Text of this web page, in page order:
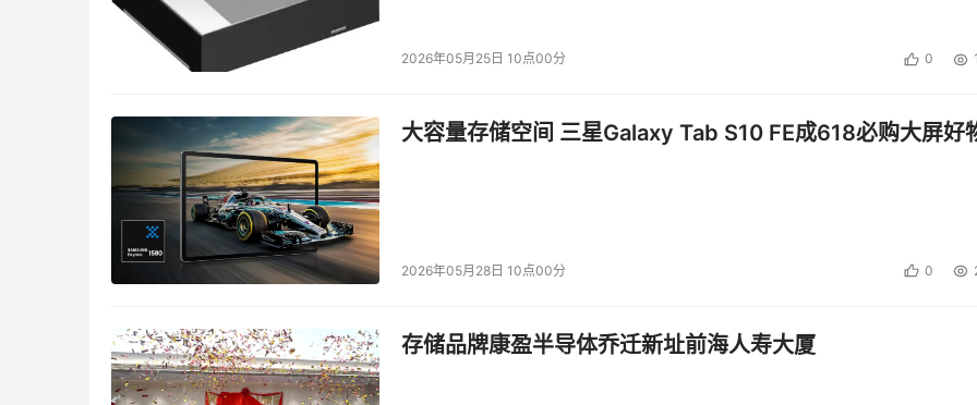
2026年05月25日 10点00分 0
大容量存储空间 三星Galaxy Tab S10 FE成618必购大屏好
2026年05月28日 10点00分 0
存储品牌康盈半导体乔迁新址前海人寿大厦